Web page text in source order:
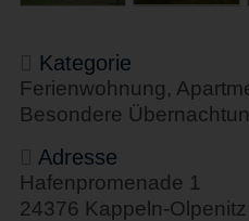
Kategorie
Ferienwohnung,
Besondere
Adresse
Hafenpromenade 1
24376 Kappeln-Olpenitz